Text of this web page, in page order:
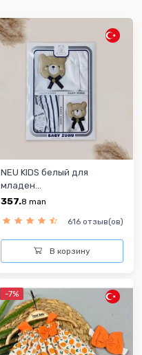
NEU KIDS белый для
младен...
357.8 man
616 отзыв(ов)
В корзину
-7%